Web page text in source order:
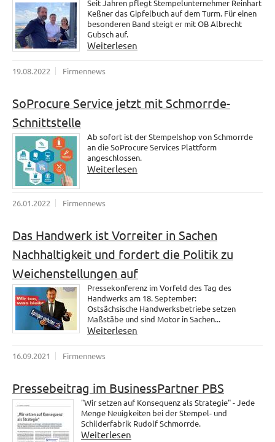
Seit Jahren pflegt Stempelunternehmer Reinhart
Keßner das Gipfelbuch auf dem Turm. Für einen
besonderen Band steigt er mit OB Albrecht
Gubsch auf.
Weiterlesen
19.08.2022 Firmennews
SoProcure Service jetzt mit Schmorrde-
Schnittstelle
Ab sofort ist der Stempelshop von Schmorrde
an die SoProcure Services Plattform
angeschlossen.
Weiterlesen
26.01.2022 Firmennews
Das Handwerk ist Vorreiter in Sachen
Nachhaltigkeit und fordert die Politik zu
Weichenstellungen auf
Pressekonferenz im Vorfeld des Tag des
Handwerks am 18. September:
Ostsächsische Handwerksbetriebe setzen
Maßstäbe und sind Motor in Sachen...
Weiterlesen
16.09.2021 Firmennews
Pressebeitrag im BusinessPartner PBS
"Wir setzen auf Konsequenz als Strategie" - Jede
Menge Neuigkeiten bei der Stempel- und
Schilderfabrik Rudolf Schmorrde.
Weiterlesen